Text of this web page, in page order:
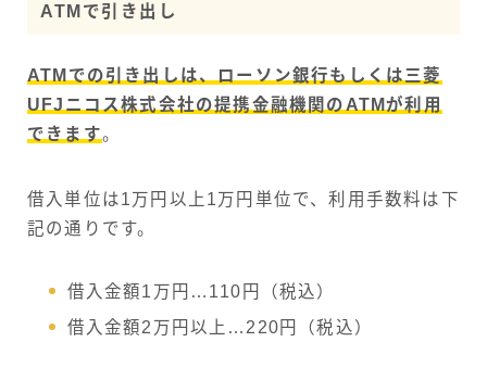
ATMで引き出し
ATMでの引き出しは、ローソン銀行もしくは三菱
UFJニコス株式会社の提携金融機関のATMが利用
できます。
借入単位は1万円以上1万円単位で、利用手数料は下
記の通りです。
借入金額1万円…110円（税込）
借入金額2万円以上…220円（税込）